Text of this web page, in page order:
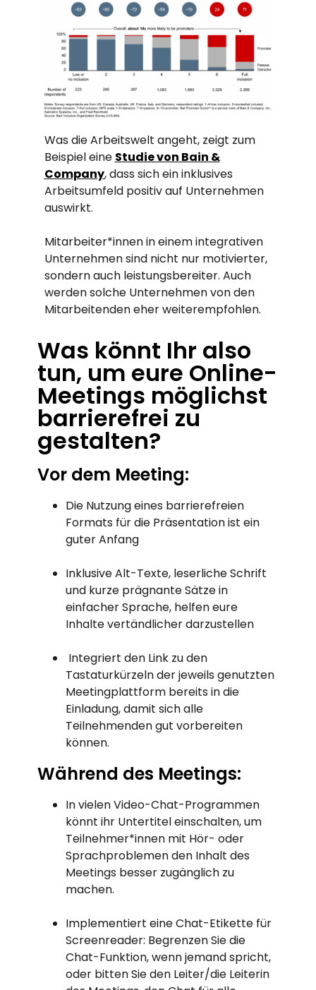
Was die Arbeitswelt angeht, zeigt zum
Beispiel eine Studie von Bain &
Company, dass sich ein inklusives
Arbeitsumfeld positiv auf Unternehmen
auswirkt.
Mitarbeiter*innen in einem integrativen
Unternehmen sind nicht nur motivierter,
sondern auch leistungsbereiter. Auch
werden solche Unternehmen von den
Mitarbeitenden eher weiterempfohlen.
Was könnt Ihr also
tun, um eure Online-
Meetings möglichst
barrierefrei zu
gestalten?
Vor dem Meeting:
Die Nutzung eines barrierefreien
Formats für die Präsentationist ein
guter Anfang
Inklusive Alt-Texte, leserliche Schrift
und kurze prägnante Sätze in
einfacher Sprache, helfen eure
Inhalte vertändlicher darzustellen
Integriert den Link zu den
Tastaturkürzeln der jeweils genutzten
Meetingplattform bereits in die
Einladung, damit sich alle
Teilnehmenden gut vorbereiten
können.
Während des Meetings:
In vielen Video-Chat-Programmen
könnt ihr Untertitel einschalten, um
Teilnehmer*innen mit Hör- oder
Sprachproblemen den Inhalt des
Meetings besser zugänglich zu
machen.
Implementiert eine Chat-Etikette für
Screenreader: Begrenzen Sie die
Chat-Funktion, wenn jemand spricht,
oder bitten Sie den Leiter/die Leiterin